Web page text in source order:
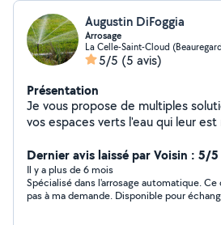
Augustin DiFoggia
Arrosage
La Celle-Saint-Cloud
5/5 (5 avis)
Présentation
Je vous propose de multiples
vos espaces verts l'eau qui leur
massifs et les gazons Une
fait avant toute installation
Dernier avis laissé par Voisin : 5/5
Il y a plus de 6 mois
Spécialisé dans l'arrosage automatique.
pas à ma demande. Disponible pour